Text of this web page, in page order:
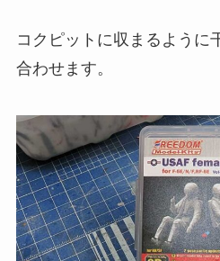
コクピットに収まるように
合わせます。